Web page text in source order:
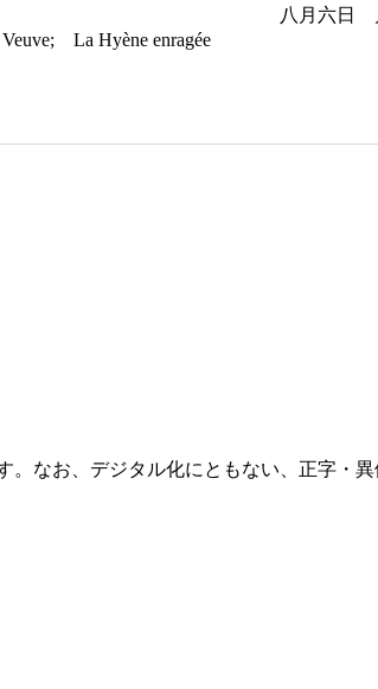
八月六日
La Hyène enragée
なお、デジタル化にともない、正字・